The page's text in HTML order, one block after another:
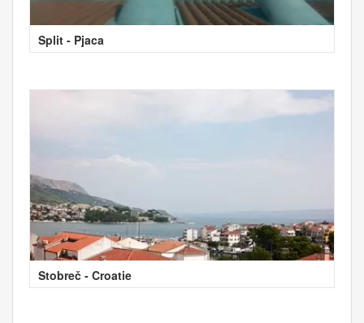
Split - Pjaca
Stobreč - Croatie